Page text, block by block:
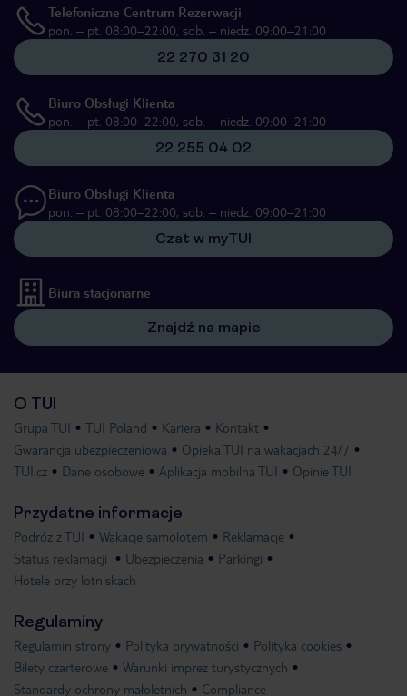
Telefoniczne Centrum Rezerwacji
pon. – pt. 08:00–22:00, sob. – niedz. 09:00–21:00
22 270 31 20
Biuro Obsługi Klienta
pon. – pt. 08:00–22:00, sob. – niedz. 09:00–21:00
22 255 04 02
Biuro Obsługi Klienta
pon. – pt. 08:00–22:00, sob. – niedz. 09:00–21:00
Czat w myTUI
Biura stacjonarne
Znajdź na mapie
O TUI
Grupa TUI TUI Poland Kariera
Kontakt
Gwarancja ubezpieczeniowa
Opieka TUI na wakacjach 24/7
TUI.cz
Dane osobowe Aplikacja mobilna TUI Opinie TUI
Przydatne informacje
Podróż z TUI Wakacje samolotem
Reklamacje
Status reklamacji
Ubezpieczenia
Parkingi
Hotele przy lotniskach
Regulaminy
Regulamin strony Polityka prywatności
Polityka cookies
Bilety czarterowe
Warunki imprez turystycznych
Standardy ochrony małoletnich
Compliance